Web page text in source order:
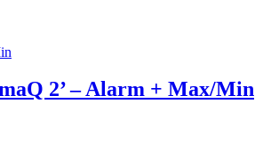
2’ – Alarm + Max/Min